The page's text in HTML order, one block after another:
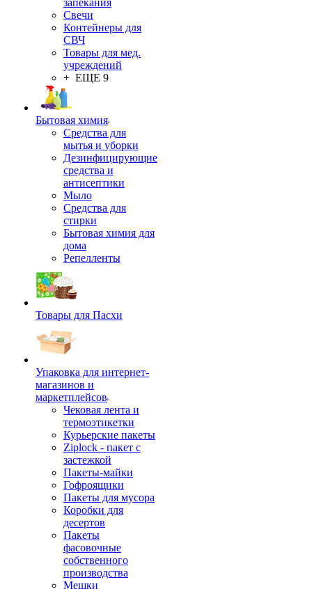
запекания
Свечи
Контейнеры для
СВЧ
Товары для мед.
учреждений
+ ЕЩЕ 9
Бытовая химия
Средства для
мытья и уборки
Дезинфицирующие
средства и
антисептики
Мыло
Средства для
стирки
Бытовая химия для
дома
Репелленты
Товары для Пасхи
Упаковка для интернет-
магазинов и
маркетплейсов
Чековая лента и
термоэтикетки
Курьерские пакеты
Ziplock - пакет с
застежкой
Пакеты-майки
Гофроящики
Пакеты для мусора
Коробки для
десертов
Пакеты
фасовочные
собственного
производства
Мешки